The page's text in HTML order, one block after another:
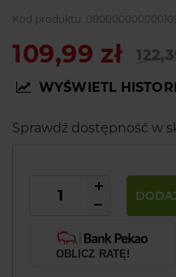
Kod produktu:
109,99 zł
WYŚWIETL
Sprawdź dostępność w
OBLICZ RATĘ!